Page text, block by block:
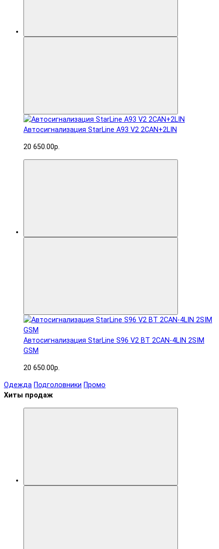
Автосигнализация StarLine A93 V2 2CAN+2LIN
20 650.00р.
Автосигнализация StarLine S96 V2 BT 2CAN-4LIN 2SIM
GSM
20 650.00р.
Одежда Подголовники Промо
Хиты продаж